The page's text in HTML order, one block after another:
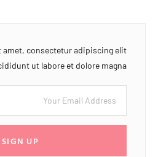
consectetur adipiscing elit
ut labore et dolore magna
SIGN UP